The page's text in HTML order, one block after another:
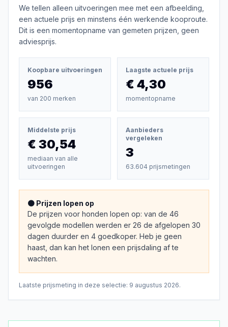
We tellen alleen uitvoeringen mee met een afbeelding,
een actuele prijs en minstens één werkende kooproute.
Dit is een momentopname van gemeten prijzen, geen
adviesprijs.
Koopbare uitvoeringen
956
van 200 merken
Laagste actuele prijs
€ 4,30
momentopname
Middelste prijs
€ 30,54
mediaan van alle
uitvoeringen
Aanbieders
vergeleken
3
63.604 prijsmetingen
🟠 Prijzen lopen op
De prijzen voor honden lopen op: van de 46
gevolgde modellen werden er 26 de afgelopen 30
dagen duurder en 4 goedkoper. Heb je geen
haast, dan kan het lonen een prijsdaling af te
wachten.
Laatste prijsmeting in deze selectie: 9 augustus 2026.